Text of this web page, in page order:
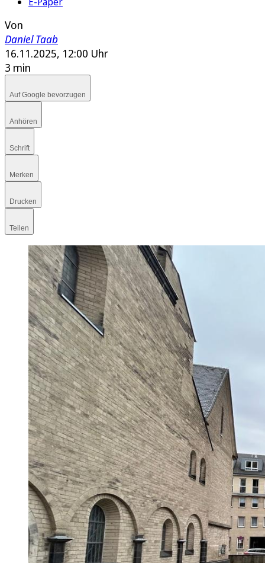
Von
Daniel Taab
16.11.2025, 12:00 Uhr
3 min
Auf Google bevorzugen
Anhören
Schrift
Merken
Drucken
Teilen